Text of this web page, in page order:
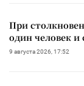
При
один человек и
9 августа 2026, 17:52